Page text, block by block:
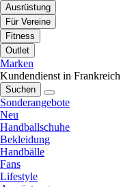
Ausrüstung
Für Vereine
Fitness
Outlet
Marken
Kundendienst in Frankreich
Suchen
Sonderangebote
Neu
Handballschuhe
Bekleidung
Handbälle
Fans
Lifestyle